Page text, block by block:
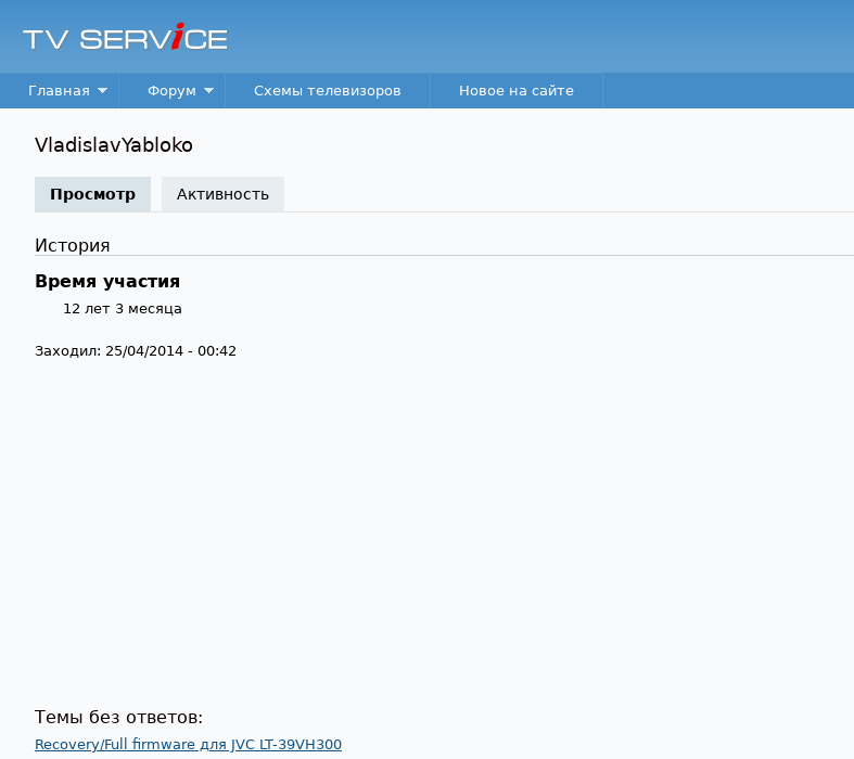
TV
Service
Main menu
Главная Форум Схемы телевизоров Новое на сайте
VladislavYabloko
Просмотр(активная вкладка)
Активность
История
Время участия
12 лет 3 месяца
Заходил: 25/04/2014 - 00:42
Темы без ответов:
Recovery/Full firmware для JVC LT-39VH300